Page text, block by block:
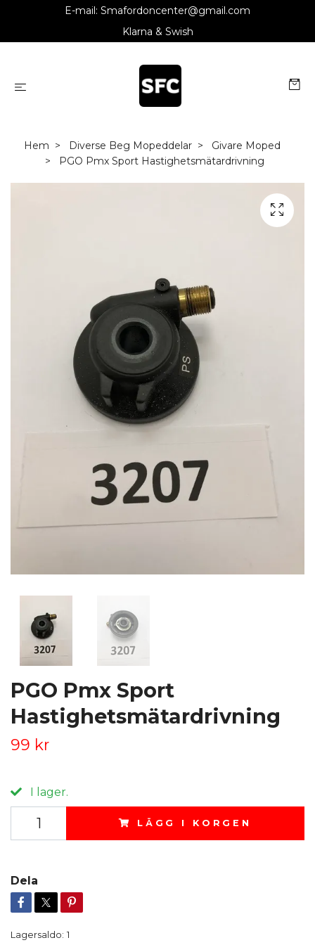
E-mail: Smafordoncenter@gmail.com
Klarna & Swish
Hem Diverse Beg Mopeddelar
Givare Moped
PGO Pmx Sport Hastighetsmätardrivning
PGO Pmx Sport
Hastighetsmätardrivning
99 kr
I lager.
LÄGG I KORGEN
Dela
Lagersaldo: 1